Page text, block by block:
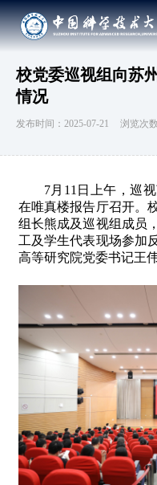
校党委巡视组向苏
情况
发布时间：2025-07-21 浏览次